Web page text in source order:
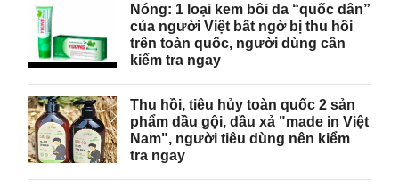
Nóng: 1 loại kem bôi da “quốc dân”
của người Việt bất ngờ bị thu hồi
trên toàn quốc, người dùng cần
kiểm tra ngay
Thu hồi, tiêu hủy toàn quốc 2 sản
phẩm dầu gội, dầu xả "made in Việt
Nam", người tiêu dùng nên kiểm
tra ngay